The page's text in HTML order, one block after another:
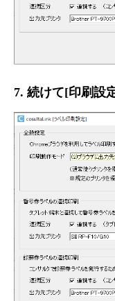
7. 続けて[印刷設